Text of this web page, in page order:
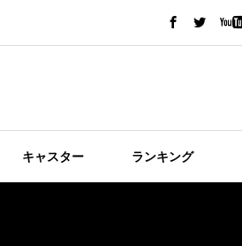
キャスター ランキング